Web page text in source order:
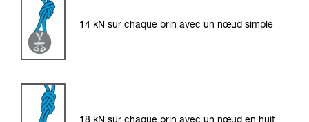
14 kN sur chaque brin avec un nœud simple